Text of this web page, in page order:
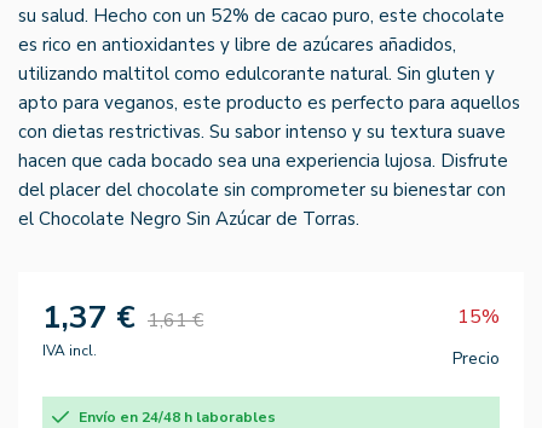
su salud. Hecho con un 52% de cacao puro, este chocolate
es rico en antioxidantes y libre de azúcares añadidos,
utilizando maltitol como edulcorante natural. Sin gluten y
apto para veganos, este producto es perfecto para aquellos
con dietas restrictivas. Su sabor intenso y su textura suave
hacen que cada bocado sea una experiencia lujosa. Disfrute
del placer del chocolate sin comprometer su bienestar con
el Chocolate Negro Sin Azúcar de Torras.
1,37 € 1,61 € 15%
IVA incl. Precio
Envío en 24/48 h laborables